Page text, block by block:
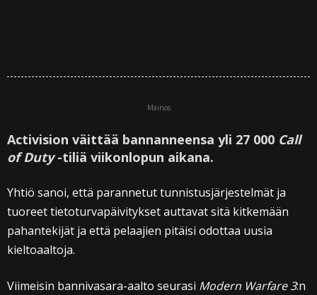
Mainos
Activision väittää bannanneensa yli 27 000 Call
of Duty-tiliä viikonlopun aikana.
Yhtiö sanoi, että parannetut tunnistusjärjestelmät ja
tuoreet tietoturvapäivitykset auttavat sitä kitkemään
pahantekijät ja että pelaajien pitäisi odottaa uusia
kieltoaaltoja.
Viimeisin bannivasara-aalto seurasi Modern Warfare 3:n